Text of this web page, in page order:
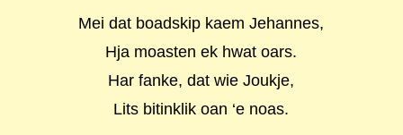
Mei dat boadskip kaem Jehannes,
Hja moasten ek hwat oars.
Har fanke, dat wie Joukje,
Lits bitinklik oan ‘e noas.